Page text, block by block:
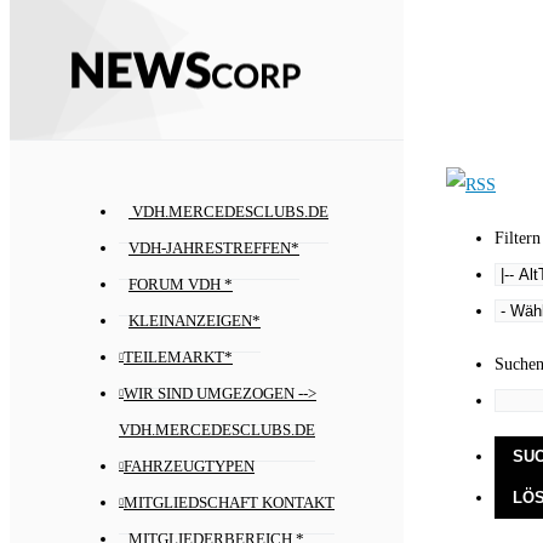
VDH.MERCEDESCLUBS.DE
VDH-JAHRESTREFFEN*
FORUM VDH *
KLEINANZEIGEN*
TEILEMARKT*
WIR SIND UMGEZOGEN -->
VDH.MERCEDESCLUBS.DE
FAHRZEUGTYPEN
MITGLIEDSCHAFT KONTAKT
MITGLIEDERBEREICH *
Filtern
Suchen